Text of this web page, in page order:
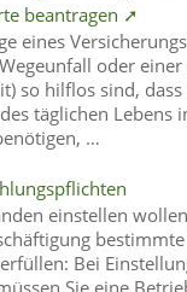
beantragen ➚
eines
oder
so hilflos sind,
täglichen Lebens
…
einstellen
Bei